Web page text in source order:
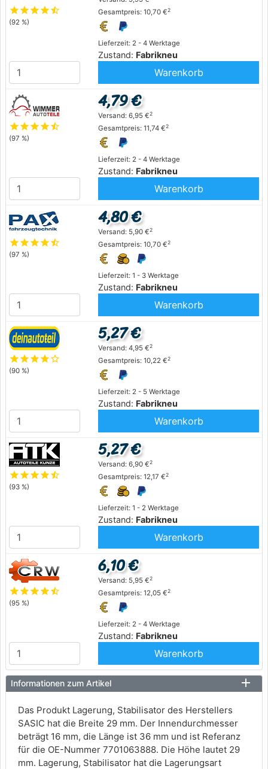
starstarstarstarstar_half
(92 %)
Lieferzeit: 2 - 4 Werktage
Zustand: Fabrikneu
Gesamtpreis: 10,70 €2
Warenkorb
starstarstarstarstar_half
(97 %)
Lieferzeit: 2 - 4 Werktage
Zustand: Fabrikneu
4,79 €
Versand: 6,95 €2
Gesamtpreis: 11,74 €2
Warenkorb
starstarstarstarstar_half
(97 %)
Lieferzeit: 1 - 3 Werktage
Zustand: Fabrikneu
4,80 €
Versand: 5,90 €2
Gesamtpreis: 10,70 €2
Warenkorb
starstarstarstarstar_outline
(90 %)
Lieferzeit: 2 - 5 Werktage
Zustand: Fabrikneu
5,27 €
Versand: 4,95 €2
Gesamtpreis: 10,22 €2
Warenkorb
starstarstarstarstar_half
(93 %)
Lieferzeit: 1 - 2 Werktage
Zustand: Fabrikneu
5,27 €
Versand: 6,90 €2
Gesamtpreis: 12,17 €2
Warenkorb
starstarstarstarstar_half
(95 %)
Lieferzeit: 2 - 4 Werktage
Zustand: Fabrikneu
6,10 €
Versand: 5,95 €2
Gesamtpreis: 12,05 €2
Warenkorb
Informationen zum Artikel
Das Produkt Lagerung, Stabilisator des Herstellers
SASIC hat die Breite 29 mm. Der Innendurchmesser
beträgt 16 mm, die Länge ist 36 mm und ist Referanz
für die OE-Nummer 7701063888. Die Höhe lautet 29
mm. Lagerung, Stabilisator hat die Lagerungsart